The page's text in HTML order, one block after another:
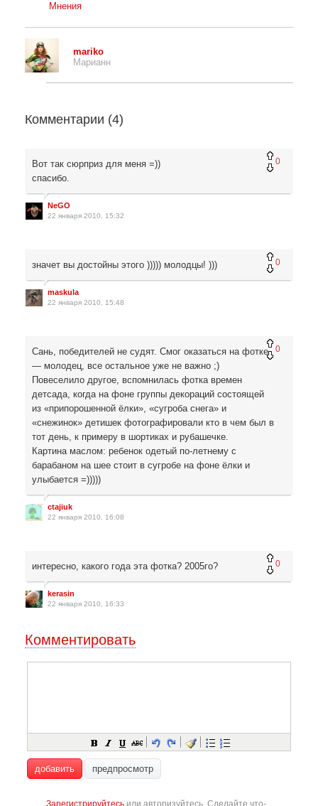
Мнения
mariko
Марианн
Комментарии (4)
0
Вот так сюрприз для меня =))
спасибо.
NeGO
22 января 2010, 15:32
0
значет вы достойны этого ))))) молодцы! )))
maskula
22 января 2010, 15:48
0
Сань, победителей не судят. Смог оказаться на фотке
— молодец, все остальное уже не важно ;)
Повеселило другое, вспомнилась фотка времен
детсада, когда на фоне группы декораций состоящей
из «припорошенной ёлки», «сугроба снега» и
«снежинок» детишек фотографировали кто в чем был в
тот день, к примеру в шортиках и рубашечке.
Картина маслом: ребенок одетый по-летнему с
барабаном на шее стоит в сугробе на фоне ёлки и
улыбается =)))))
ctajiuk
22 января 2010, 16:08
0
интересно, какого года эта фотка? 2005го?
kerasin
22 января 2010, 16:33
Комментировать
добавить предпросмотр
Зарегистрируйтесь или авторизуйтесь. Сделайте что-